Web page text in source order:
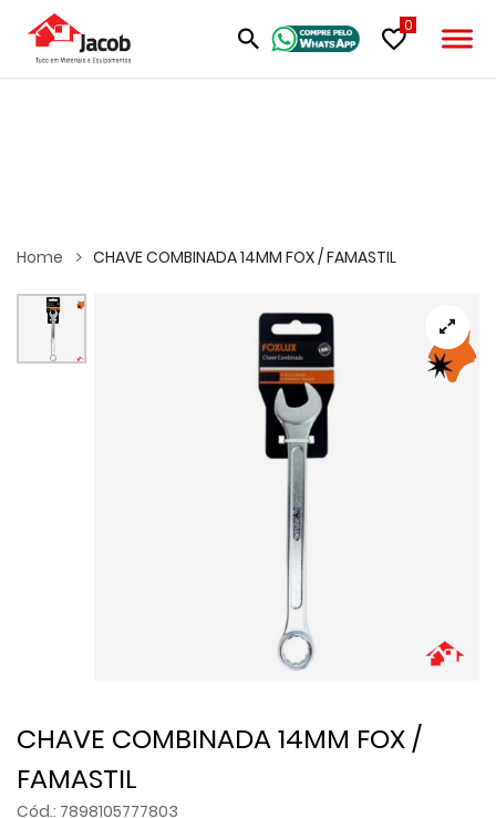
0
Home CHAVE COMBINADA 14MM FOX / FAMASTIL
CHAVE COMBINADA 14MM FOX /
FAMASTIL
Cód.: 7898105777803